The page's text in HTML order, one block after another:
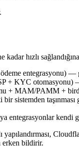
hızlı sağlandığına
entegrasyonu) —
+ KYC otomasyonu)
+ MAM/PAMM +
sistemden
kendi
erken bildirir.